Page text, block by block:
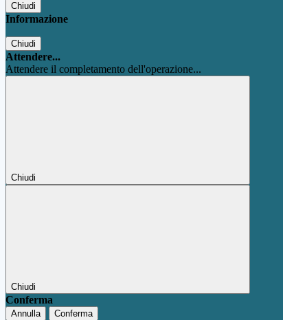
Chiudi
Informazione
Chiudi
Attendere...
Attendere il completamento dell'operazione...
Chiudi
Chiudi
Conferma
Annulla Conferma